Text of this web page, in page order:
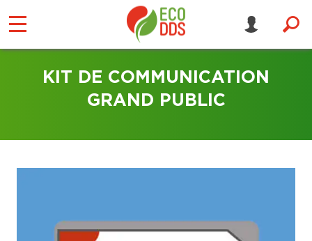
KIT DE COMMUNICATION
GRAND PUBLIC